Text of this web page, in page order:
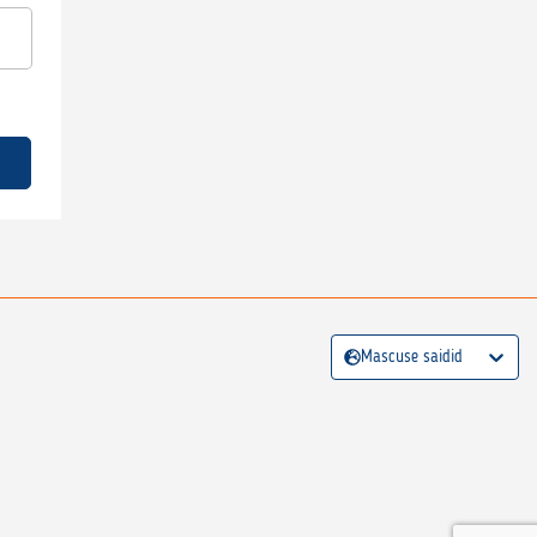
Mascuse saidid